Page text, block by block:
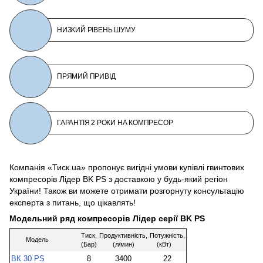
НИЗКИЙ РІВЕНЬ ШУМУ
ПРЯМИЙ ПРИВІД
ГАРАНТІЯ 2 РОКИ НА КОМПРЕСОР
Компанія «Тиск.ua» пропонує вигідні умови купівлі гвинтових
компресорів Лідер BK PS з доставкою у будь-який регіон
України! Також ви можете отримати розгорнуту консультацію
експерта з питань, що цікавлять!
Модельний ряд компресорів Лідер серії BK PS
Модель
Тиск,
(Бар)
Продуктивність,
(л/мин)
Потужність,
(кВт)
ВК 30 PS 8 3400 22